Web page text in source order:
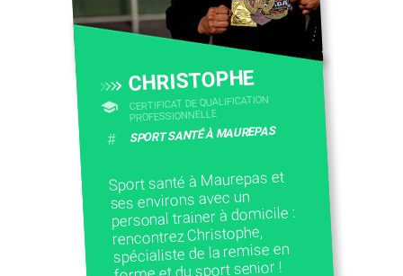
CONTACTEZ-NOUS
CHRISTOPHE
CERTIFICAT DE QUALIFICATION
PROFESSIONNELLE
# SPORT SANTÉ À MAUREPAS
Sport santé à Maurepas et
ses environs avec un
personal trainer à domicile :
rencontrez Christophe,
spécialiste de la remise en